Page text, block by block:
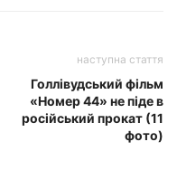
наступна стаття
Голлівудський фільм
«Номер 44» не піде в
російський прокат (11
фото)